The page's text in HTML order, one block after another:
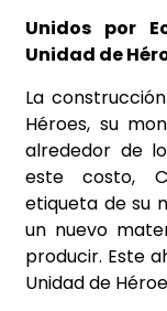
Unidos por
Unidad de
La
Héroes, su
alrededor de
este costo,
etiqueta de su
un nuevo
producir. Este
Unidad de